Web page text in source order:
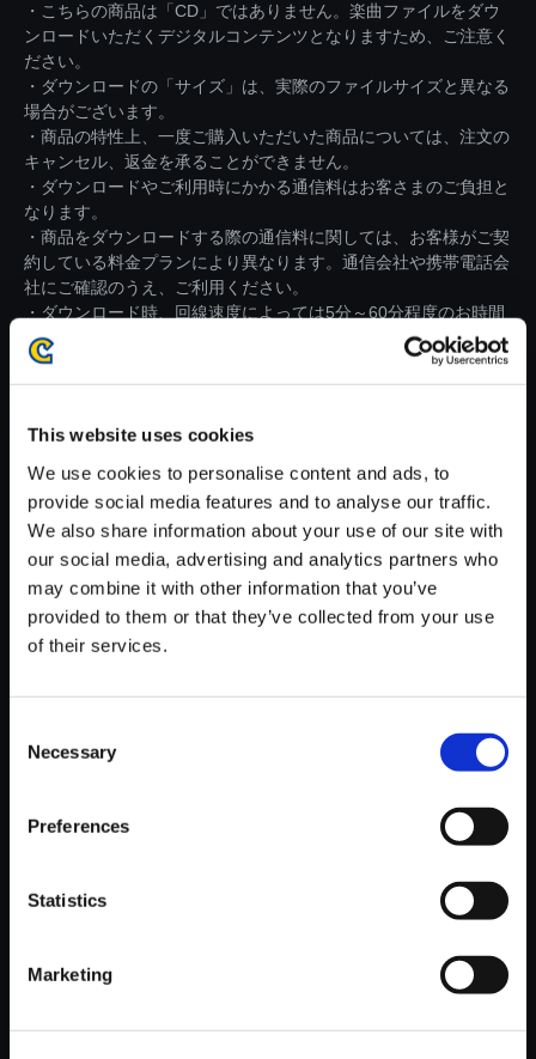
This website uses cookies
We use cookies to personalise content and ads, to
provide social media features and to analyse our traffic.
We also share information about your use of our site with
our social media, advertising and analytics partners who
may combine it with other information that you’ve
provided to them or that they’ve collected from your use
of their services.
Selection
Necessary
Preferences
Statistics
Marketing
・こちらの商品は「CD」ではありません。楽曲ファイルをダウ
ンロードいただくデジタルコンテンツとなりますため、ご注意く
ださい。
・ダウンロードの「サイズ」は、実際のファイルサイズと異なる
場合がございます。
・商品の特性上、一度ご購入いただいた商品については、注文の
キャンセル、返金を承ることができません。
・ダウンロードやご利用時にかかる通信料はお客さまのご負担と
なります。
・商品をダウンロードする際の通信料に関しては、お客様がご契
約している料金プランにより異なります。通信会社や携帯電話会
社にご確認のうえ、ご利用ください。
・ダウンロード時、回線速度によっては5分～60分程度のお時間
がかかる場合がございます。
※ご購入いただいたファイルのダウンロードの際には、通信環境
が安定しているWifi環境でお試しください。
【単曲】ストリートファイター
V エクスパンション トラックス
1 Shadaloo’s Theme
おすすめ商品